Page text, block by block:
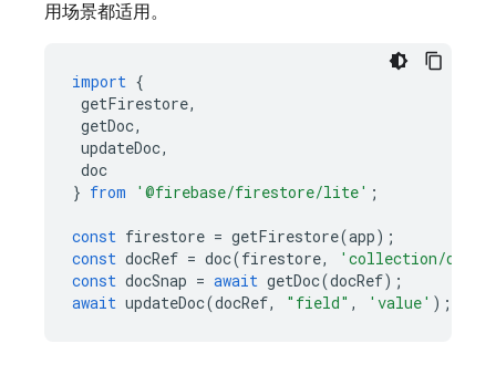
用场景都适用。
import {
getFirestore,
getDoc,
updateDoc,
doc
} from '@firebase/firestore/lite' ;
const firestore = getFirestore(app);
const docRef = doc(firestore, 'collection/doc'
const docSnap = await getDoc(docRef);
await updateDoc(docRef, "field" , 'value' );